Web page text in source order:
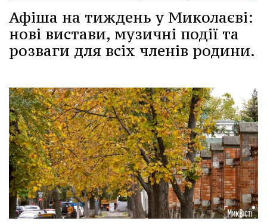
Афіша на тиждень у Миколаєві:
нові вистави, музичні події та
розваги для всіх членів родини.